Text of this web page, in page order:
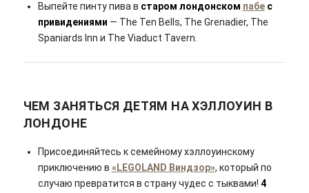
Выпейте пинту пива в старом лондонском пабес
привидениями — The Ten Bells, The Grenadier, The
Spaniards Inn и The Viaduct Tavern.
ЧЕМ ЗАНЯТЬСЯ ДЕТЯМ НА ХЭЛЛОУИН В
ЛОНДОНЕ
Присоединяйтесь к семейному хэллоуинскому
приключению в «LEGOLAND Виндзор», который по
случаю превратится в страну чудес с тыквами! 4